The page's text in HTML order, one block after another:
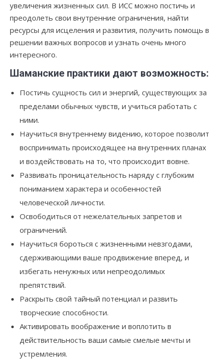
увеличения жизненных сил. В ИСС можно постичь и
преодолеть свои внутренние ограничения, найти
ресурсы для исцеления и развития, получить помощь в
решении важных вопросов и узнать очень много
интересного.
Шаманские практики дают возможность:
Постичь сущность сил и энергий, существующих за
пределами обычных чувств, и учиться работать с
ними.
Научиться внутреннему видению, которое позволит
воспринимать происходящее на внутренних планах
и воздействовать на то, что происходит вовне.
Развивать проницательность наряду с глубоким
пониманием характера и особенностей
человеческой личности.
Освободиться от нежелательных запретов и
ограничений.
Научиться бороться с жизненными невзгодами,
сдерживающими ваше продвижение вперед, и
избегать ненужных или непреодолимых
препятствий.
Раскрыть свой тайный потенциал и развить
творческие способности.
Активировать воображение и воплотить в
действительность ваши самые смелые мечты и
устремления.